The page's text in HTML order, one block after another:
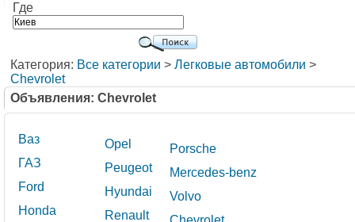
Где
Категория: Все категории > Легковые автомобили >
Chevrolet
Объявления: Chevrolet
Ваз
ГАЗ
Ford
Honda
Opel
Peugeot
Hyundai
Renault
Porsche
Mercedes-benz
Volvo